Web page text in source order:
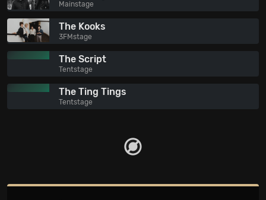
Mainstage
The Kooks
3FMstage
The Script
Tentstage
The Ting Tings
Tentstage